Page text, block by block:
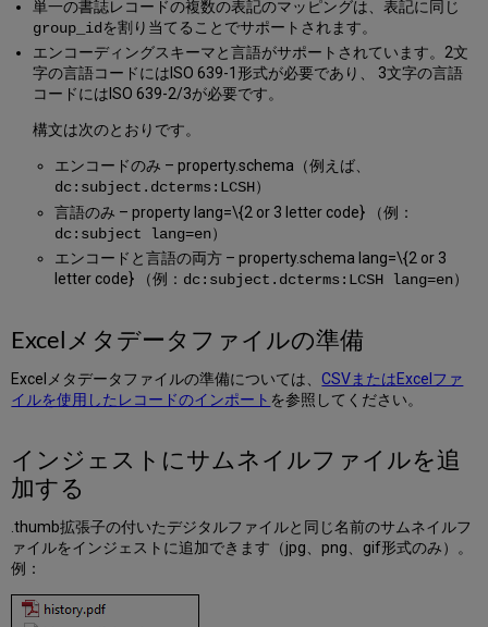
単一の書誌レコードの複数の表記のマッピングは、表記に同じ
group_id を割り当てることでサポートされます。
エンコーディングスキーマと言語がサポートされています。2文
字の言語コードにはISO 639-1形式が必要であり、 3文字の言語
コードにはISO 639-2/3が必要です。
構文は次のとおりです。
エンコードのみ – property.schema（例えば、
dc:subject.dcterms:LCSH）
言語のみ – property lang=\{2 or 3 letter code} （例：
dc:subject lang=en）
エンコードと言語の両方 – property.schema lang=\{2 or 3
letter code} （例： dc:subject.dcterms:LCSH lang=en）
Excelメタデータファイルの準備
Excelメタデータファイルの準備については、CSVまたはExcelファ
イルを使用したレコードのインポート を参照してください。
インジェストにサムネイルファイルを追
加する
.thumb拡張子の付いたデジタルファイルと同じ名前のサムネイルフ
ァイルをインジェストに追加できます（jpg、png、gif形式のみ）。
例：